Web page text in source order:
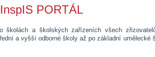
PORTÁL
školách a školských zařízeních všech
a vyšší odborné školy až po základní umělecké